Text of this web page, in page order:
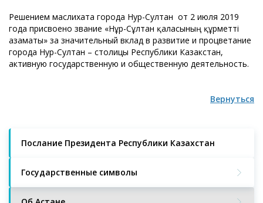
Послание Президента Республики Казахстан
Государственные символы
Решением маслихата города Нур-Султан от 2 июля 2019
года присвоено звание «Нұр-Сұлтан қаласының құрметті
азаматы» за значительный вклад в развитие и процветание
города Нур-Султан – столицы Республики Казакстан,
активную государственную и общественную деятельность.
Вернуться